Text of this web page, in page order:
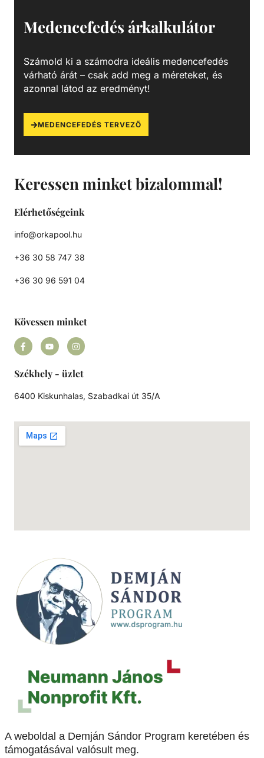
Keressen minket bizalommal!
Elérhetőségeink
info@orkapool.hu
+36 30 58 747 38
+36 30 96 591 04
Kövessen minket
Székhely - üzlet
6400 Kiskunhalas, Szabadkai út 35/A
Medencefedés árkalkulátor
Számold ki a számodra ideális medencefedés
várható árát – csak add meg a méreteket, és
azonnal látod az eredményt!
MEDENCEFEDÉS TERVEZŐ
A weboldal a Demján Sándor Program keretében és
támogatásával valósult meg.